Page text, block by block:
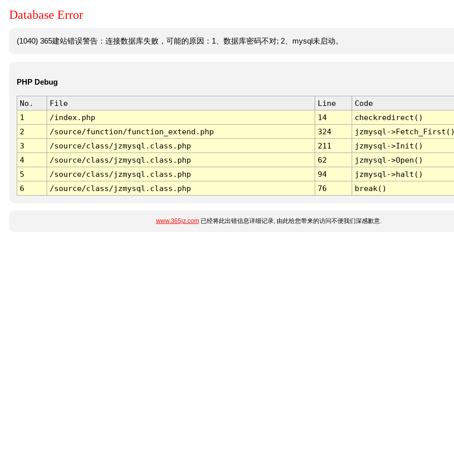
Database Error
(1040) 365建站错误警告：连接数据库失败，可能的原因：1、数据库密码不对; 2、mysql未启动。
PHP Debug
No. File Line
Code
1
/index.php 14
checkredirect()
2
/source/function/function_extend.php 324
jzmysql-
3
/source/class/jzmysql.class.php 211
jzmysql->Init()
4
/source/class/jzmysql.class.php 62
jzmysql->Open()
5
/source/class/jzmysql.class.php 94
jzmysql->halt()
6
/source/class/jzmysql.class.php 76 break()
www.365jz.com已经将此出错信息详细记录, 由此给您带来的访问不便我们深感歉意.